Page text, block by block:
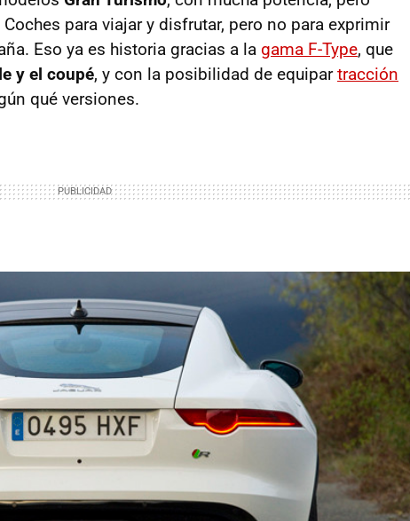
para viajar y disfrutar, pero no para exprimir
Eso ya es historia gracias a la gama F-Type, que
y el coupé, y con la posibilidad de equipartracción
qué versiones.